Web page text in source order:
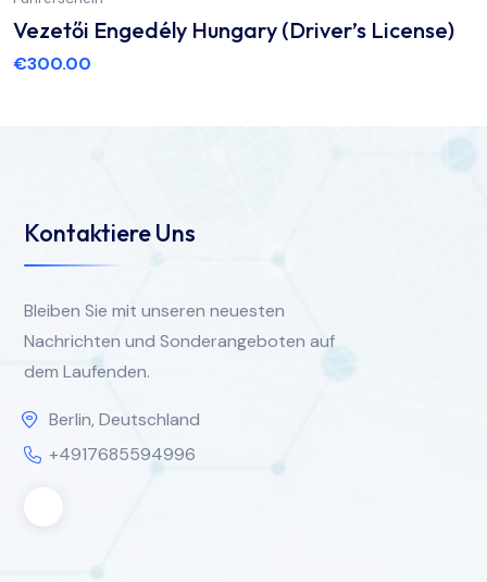
Vezetői Engedély Hungary (Driver’s License)
€300.00
Kontaktiere Uns
Bleiben Sie mit unseren neuesten
Nachrichten und Sonderangeboten auf
dem Laufenden.
Berlin, Deutschland
+4917685594996